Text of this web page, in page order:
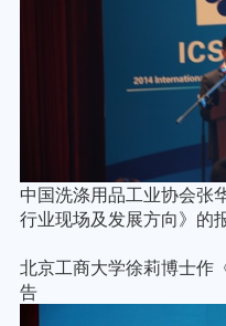
中国洗涤用品工业协会张
行业现场及发展方向》的
北京工商大学徐莉博士作
告